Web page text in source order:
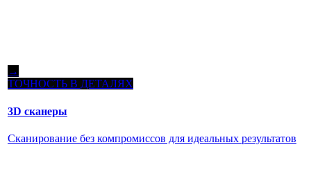
→
ТОЧНОСТЬ В ДЕТАЛЯХ
3D сканеры
Сканирование без компромиссов для идеальных результатов